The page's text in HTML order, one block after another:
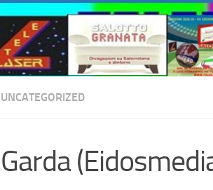
UNCATEGORIZED
Garda